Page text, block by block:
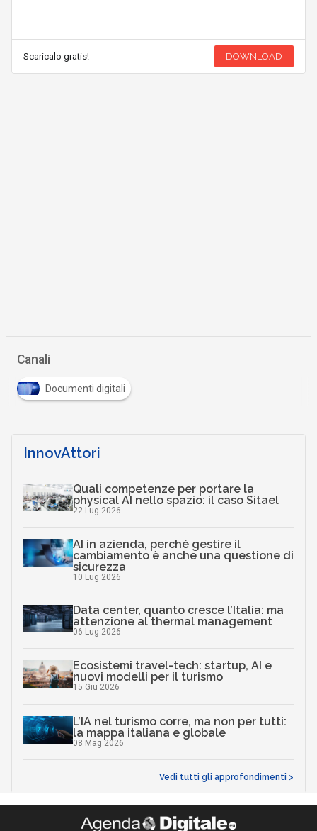
Scaricalo gratis! DOWNLOAD
Canali
Documenti digitali
InnovAttori
Quali competenze per portare la
physical AI nello spazio: il caso Sitael
22 Lug 2026
AI in azienda, perché gestire il
cambiamento è anche una questione di
sicurezza
10 Lug 2026
Data center, quanto cresce l’Italia: ma
attenzione al thermal management
06 Lug 2026
Ecosistemi travel-tech: startup, AI e
nuovi modelli per il turismo
15 Giu 2026
L’IA nel turismo corre, ma non per tutti:
la mappa italiana e globale
08 Mag 2026
Vedi tutti gli approfondimenti >